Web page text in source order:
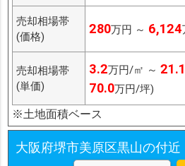
売却相場帯
(価格)
280万円 ～ 6,124
売却相場帯
(単価)
3.2万円/㎡ ～ 21.1
70.0万円/坪)
※土地面積ベース
大阪府堺市美原区黒山の付近